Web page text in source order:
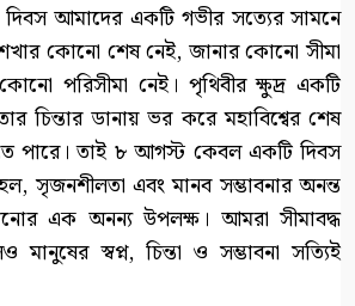
আমাদের একটি গভীর সত্যের সামনে
কোনো শেষ নেই, জানার কোনো সীমা
পরিসীমা নেই। পৃথিবীর ক্ষুদ্র একটি
চিন্তার ডানায় ভর করে মহাবিশ্বের শেষ
পারে। তাই ৮ আগস্ট কেবল একটি দিবস
সৃজনশীলতা এবং মানব সম্ভাবনার অনন্ত
এক অনন্য উপলক্ষ। আমরা সীমাবদ্ধ
স্বপ্ন, চিন্তা ও সম্ভাবনা সত্যিই